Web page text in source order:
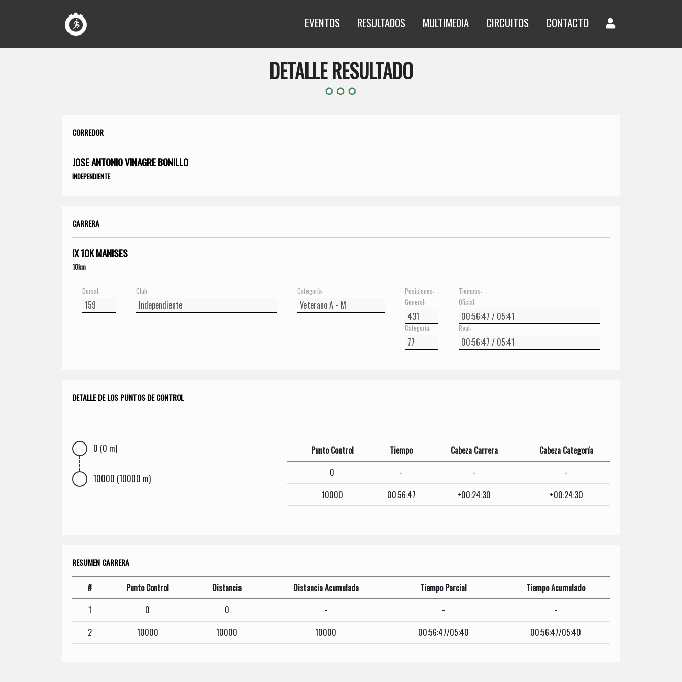
EVENTOS RESULTADOS MULTIMEDIA CIRCUITOS CONTACTO
DETALLE RESULTADO
CORREDOR
JOSE ANTONIO VINAGRE BONILLO
INDEPENDIENTE
CARRERA
IX 10K MANISES
10km
Dorsal: Club: Categoría:
Posiciones:
General:
Categoría:
Tiempos:
Oficial:
Real:
DETALLE DE LOS PUNTOS DE CONTROL
0 (0 m)
10000 (10000 m)
Punto Control Tiempo Cabeza Carrera
Cabeza Categoría
0
- -
-
10000
00:56:47 +00:24:30 +00:24:30
RESUMEN CARRERA
# Punto Control Distancia Distancia Acumulada Tiempo Parcial
Tiempo Acumulado
1
0 0 - -
-
2
10000 10000 10000 00:56:47/05:40 00:56:47/05:40